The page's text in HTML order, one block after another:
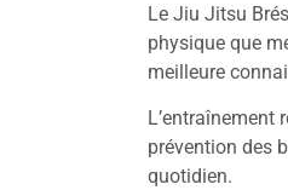
Le Jiu Jitsu
physique que
meilleure
L’entraînement
prévention des
quotidien.